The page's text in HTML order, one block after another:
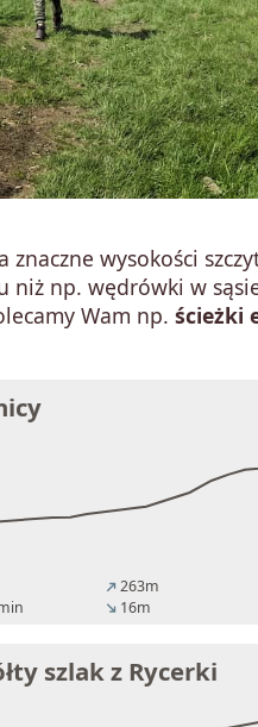
wysokości
niż np. wędrówki w
Wam np. ścieżki
north_east 263m
south_east 16m
szlak z Rycerki